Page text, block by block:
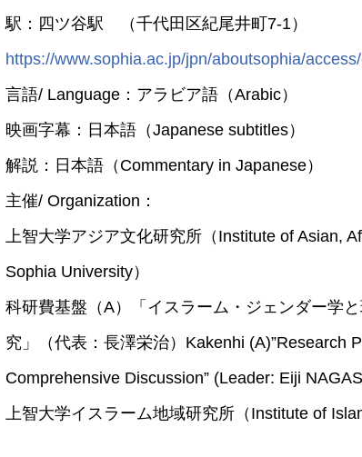
駅：四ツ谷駅 （千代田区紀尾井町7-1）
https://www.sophia.ac.jp/jpn/aboutsophia/
言語/ Language：アラビア語（Arabic）
映画字幕：日本語（Japanese subtitles）
解説：日本語（Commentary in Japanese）
主催/ Organization：
上智大学アジア文化研究所（Institute of Asian,
Sophia University）
科研費基盤（A）「イスラーム・ジェンダー学
究」（代表：長澤栄治）Kakenhi (A)”Research
Comprehensive Discussion” (Leader: Eiji
上智大学イスラーム地域研究所（Institute of